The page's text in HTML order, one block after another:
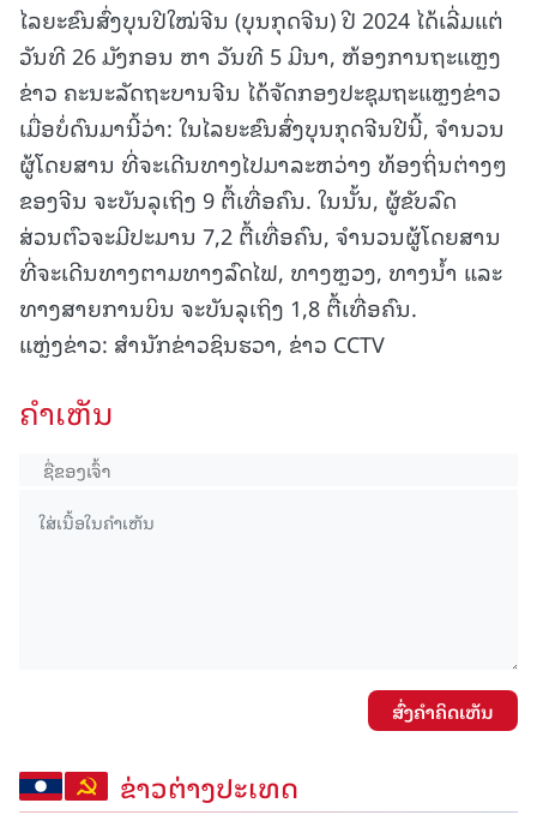
ໄລຍະຂົນສົ່ງບຸນປີໃໝ່ຈີນ (ບຸນກຸດຈີນ) ປີ 2024 ໄດ້ເລີ່ມແຕ່
ວັນທີ 26 ມັງກອນ ຫາ ວັນທີ 5 ມີນາ, ຫ້ອງການຖະແຫຼງ
ຂ່າວ ຄະນະລັດຖະບານຈີນ ໄດ້ຈັດກອງປະຊຸມຖະແຫຼງຂ່າວ
ເມື່ອບໍ່ດົນມານີ້ວ່າ: ໃນໄລຍະຂົນສົ່ງບຸນກຸດຈີນປີນີ້, ຈຳນວນ
ຜູ້ໂດຍສານ ທີ່ຈະເດີນທາງໄປມາລະຫວ່າງ ທ້ອງຖິ່ນຕ່າງໆ
ຂອງຈີນ ຈະບັນລຸເຖິງ 9 ຕື້ເທື່ອຄົນ. ໃນນັ້ນ, ຜູ້ຂັບລົດ
ສ່ວນຕົວຈະມີປະມານ 7,2 ຕື້ເທື່ອຄົນ, ຈຳນວນຜູ້ໂດຍສານ
ທີ່ຈະເດີນທາງຕາມທາງລົດໄຟ, ທາງຫຼວງ, ທາງນ້ຳ ແລະ
ທາງສາຍການບິນ ຈະບັນລຸເຖິງ 1,8 ຕື້ເທື່ອຄົນ.
ແຫຼ່ງຂ່າວ: ສໍານັກຂ່າວຊິນຮວາ, ຂ່າວ CCTV
ຄໍາເຫັນ
ສົ່ງຄໍາຄິດເຫັນ
ຂ່າວຕ່າງປະເທດ